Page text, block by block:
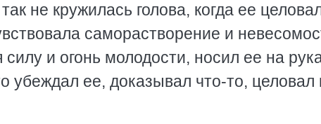
не кружилась голова, когда ее
саморастворение и
и огонь молодости, носил ее на
убеждал ее, доказывал что-то, целовал